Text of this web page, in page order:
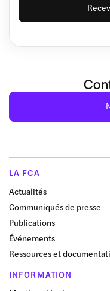
LA FCA
Actualités
Communiqués de presse
Publications
Événements
Ressources et
INFORMATION